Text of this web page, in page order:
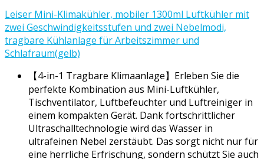
Leiser Mini-Klimakühler, mobiler 1300ml Luftkühler mit
zwei Geschwindigkeitsstufen und zwei Nebelmodi,
tragbare Kühlanlage für Arbeitszimmer und
Schlafraum(gelb)
【4-in-1 Tragbare Klimaanlage】Erleben Sie die
perfekte Kombination aus Mini-Luftkühler,
Tischventilator, Luftbefeuchter und Luftreiniger in
einem kompakten Gerät. Dank fortschrittlicher
Ultraschalltechnologie wird das Wasser in
ultrafeinen Nebel zerstäubt. Das sorgt nicht nur für
eine herrliche Erfrischung, sondern schützt Sie auch